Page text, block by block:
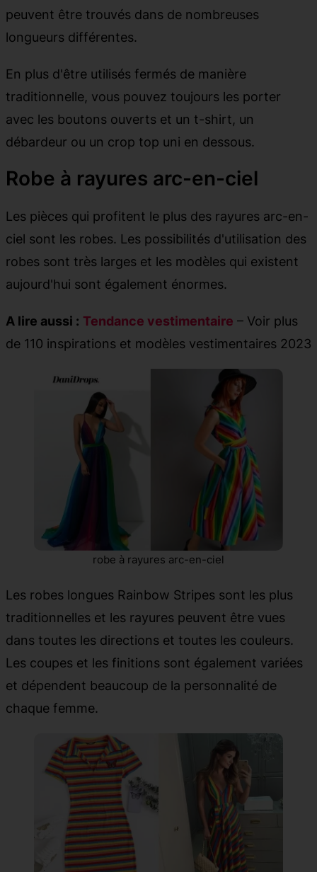
peuvent être trouvés dans de nombreuses
longueurs différentes.
En plus d'être utilisés fermés de manière
traditionnelle, vous pouvez toujours les porter
avec les boutons ouverts et un t-shirt, un
débardeur ou un crop top uni en dessous.
Robe à rayures arc-en-ciel
Les pièces qui profitent le plus des rayures arc-en-
ciel sont les robes. Les possibilités d'utilisation des
robes sont très larges et les modèles qui existent
aujourd'hui sont également énormes.
A lire aussi : Tendance vestimentaire – Voir plus
de 110 inspirations et modèles vestimentaires 2023
robe à rayures arc-en-ciel
Les robes longues Rainbow Stripes sont les plus
traditionnelles et les rayures peuvent être vues
dans toutes les directions et toutes les couleurs.
Les coupes et les finitions sont également variées
et dépendent beaucoup de la personnalité de
chaque femme.